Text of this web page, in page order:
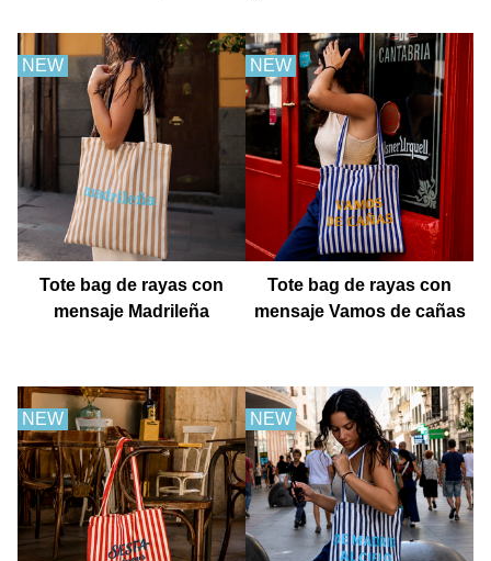
NEW
Tote bag de rayas con
mensaje Madrileña
NEW
Tote bag de rayas con
mensaje Vamos de cañas
NEW NEW